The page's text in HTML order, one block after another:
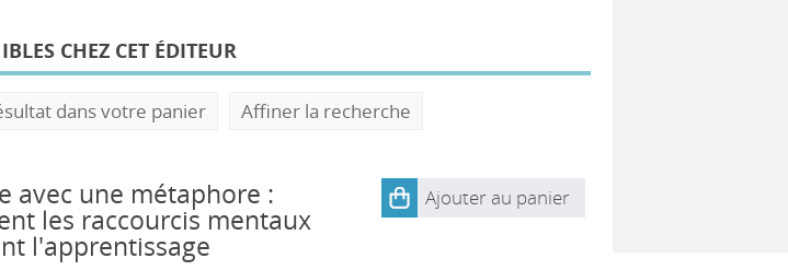
CHEZ CET ÉDITEUR
dans votre panier Affiner la recherche
avec une métaphore :
les raccourcis mentaux
l'apprentissage
Ajouter au panier